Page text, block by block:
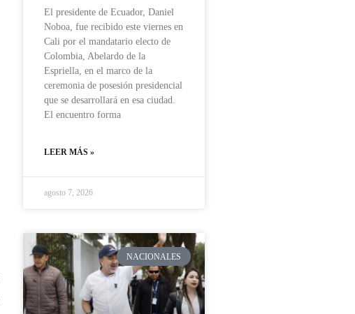
El presidente de Ecuador, Daniel
Noboa, fue recibido este viernes en
Cali por el mandatario electo de
Colombia, Abelardo de la
Espriella, en el marco de la
ceremonia de posesión presidencial
que se desarrollará en esa ciudad.
El encuentro forma
LEER MÁS »
agosto 7, 2026
NACIONALES